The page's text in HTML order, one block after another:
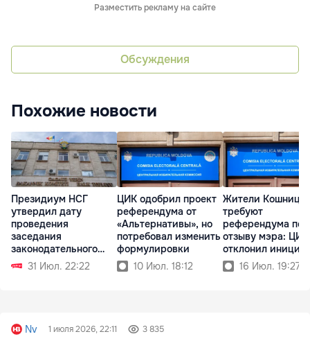
Разместить рекламу на сайте
Обсуждения
Похожие новости
Президиум НСГ
утвердил дату
проведения
заседания
законодательного
органа автономии
31 Июл. 22:22
ЦИК одобрил проект
референдума от
«Альтернативы», но
потребовал изменить
формулировки
10 Июл. 18:12
Жители Кошницы
требуют
референдума по
отзыву мэра: ЦИК
отклонил
16 Июл. 19:27
Nv 1 июля 2026, 22:11 3 835